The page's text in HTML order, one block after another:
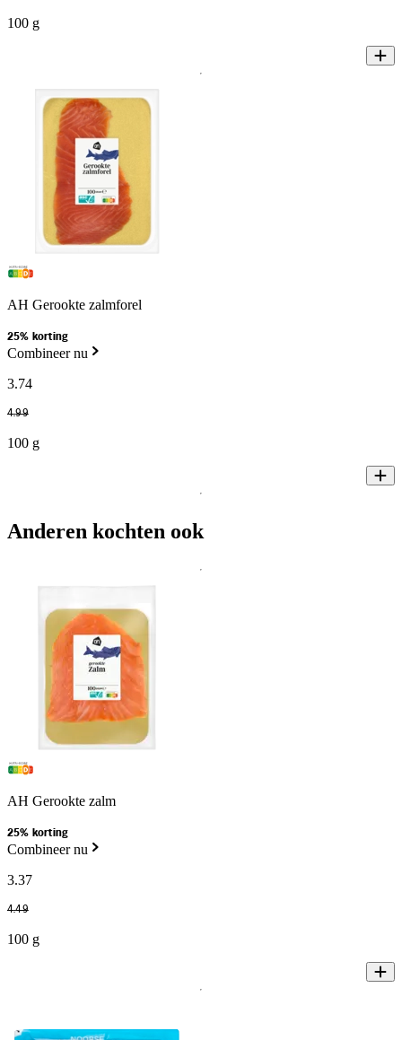
100 g
AH Gerookte zalmforel
25% korting
Combineer nu
3.74
4.99
100 g
Anderen kochten ook
AH Gerookte zalm
25% korting
Combineer nu
3.37
4.49
100 g